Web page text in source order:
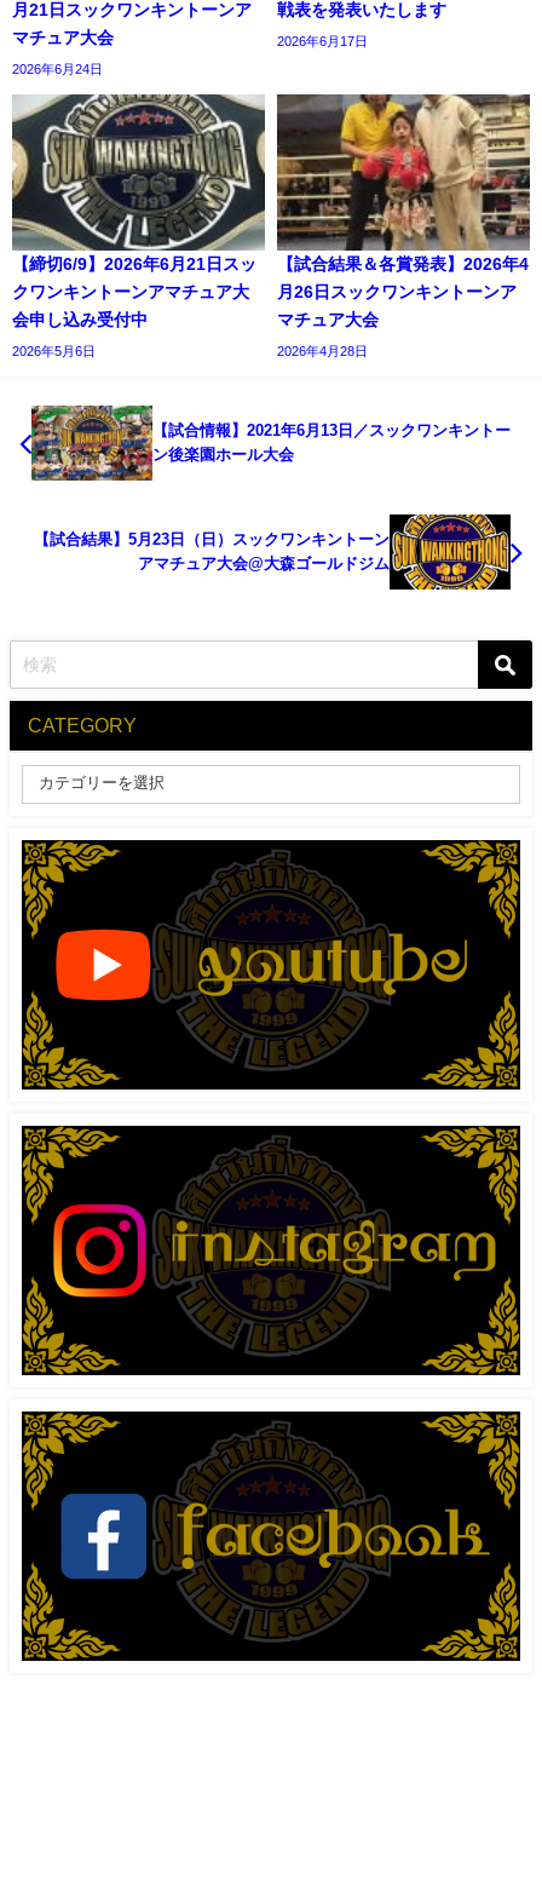
月21日スックワンキントーンア
マチュア大会
2026年6月24日
戦表を発表いたします
2026年6月17日
【締切6/9】2026年6月21日スッ
クワンキントーンアマチュア大
会申し込み受付中
2026年5月6日
【試合結果＆各賞発表】2026年4
月26日スックワンキントーンア
マチュア大会
2026年4月28日
【試合情報】2021年6月13日／スックワンキントー
ン後楽園ホール大会
【試合結果】5月23日（日）スックワンキントーン
アマチュア大会@大森ゴールドジム
CATEGORY